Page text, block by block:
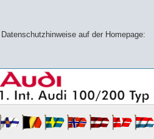
auf der Homepage: